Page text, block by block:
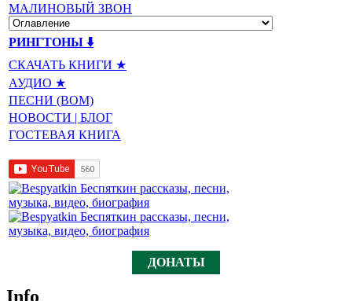
МАЛИНОВЫЙ ЗВОН
РИНГТОНЫ ⬇️
СКАЧАТЬ КНИГИ ★
АУДИО ★
ПЕСНИ (BOM)
НОВОСТИ | БЛОГ
ГОСТЕВАЯ КНИГА
ДОНАТЫ
Info